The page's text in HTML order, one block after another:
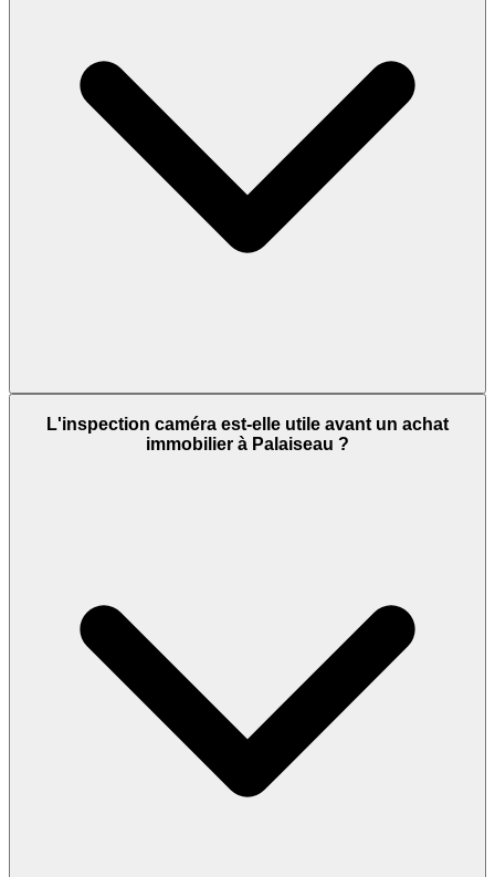
L'inspection caméra est-elle utile avant un achat
immobilier à Palaiseau ?